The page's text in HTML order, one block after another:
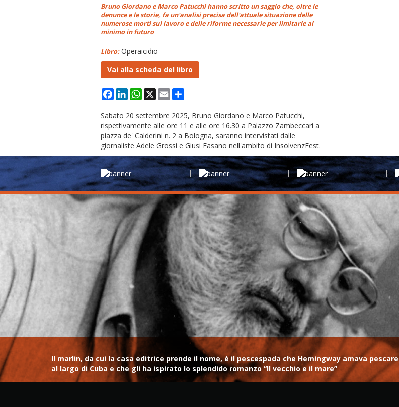
Bruno Giordano e Marco Patucchi hanno scritto un saggio che, oltre le
denunce e le storie, fa un'analisi precisa dell'attuale situazione delle
numerose morti sul lavoro e delle riforme necessarie per limitarle al
minimo in futuro
Libro:Operaicidio
Vai alla scheda del libro
Facebook
LinkedInWhatsApp
X EmailCondividi
Sabato 20 settembre 2025, Bruno Giordano e Marco Patucchi,
rispettivamente alle ore 11 e alle ore 16.30 a Palazzo Zambeccari a
piazza de' Calderini n. 2 a Bologna, saranno intervistati dalle
giornaliste Adele Grossi e Giusi Fasano nell'ambito di InsolvenzFest.
Il marlin, da cui la casa editrice prende il nome, è il pescespada che Hemingway amava pescare
al largo di Cuba e che gli ha ispirato lo splendido romanzo “Il vecchio e il mare”